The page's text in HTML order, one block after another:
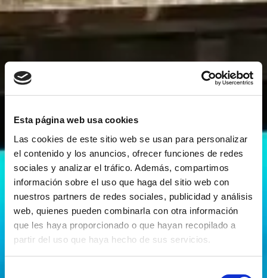
Esta página web usa cookies
Las cookies de este sitio web se usan para personalizar
el contenido y los anuncios, ofrecer funciones de redes
sociales y analizar el tráfico. Además, compartimos
información sobre el uso que haga del sitio web con
nuestros partners de redes sociales, publicidad y análisis
web, quienes pueden combinarla con otra información
que les haya proporcionado o que hayan recopilado a
partir del uso que haya hecho de sus servicios.